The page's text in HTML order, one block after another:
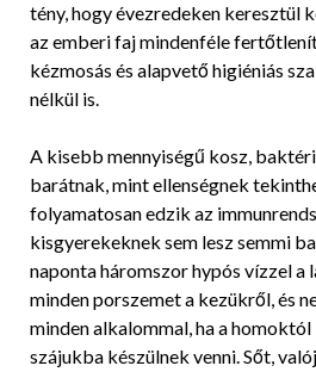
tény, hogy évezredeken keresztül
az emberi faj mindenféle
kézmosás és alapvető higiéniás
nélkül is.
A kisebb mennyiségű kosz,
barátnak, mint ellenségnek
folyamatosan edzik az
kisgyerekeknek sem lesz semmi
naponta háromszor hypós vízzel a
minden porszemet a kezükről, és
minden alkalommal, ha a homoktól
szájukba készülnek venni. Sőt,